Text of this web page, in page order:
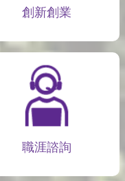
創新創業
職涯諮詢